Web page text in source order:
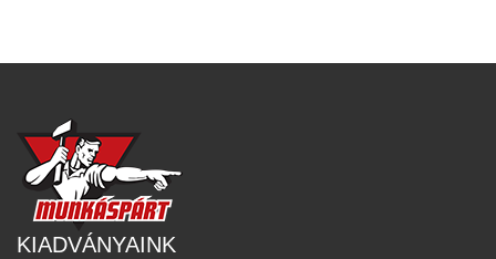
KIADVÁNYAINK